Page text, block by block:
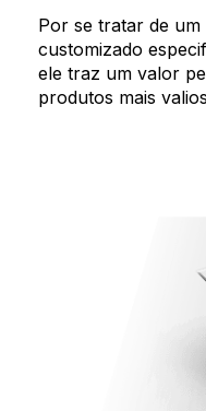
Por se tratar de
customizado
ele traz um valor
produtos mais